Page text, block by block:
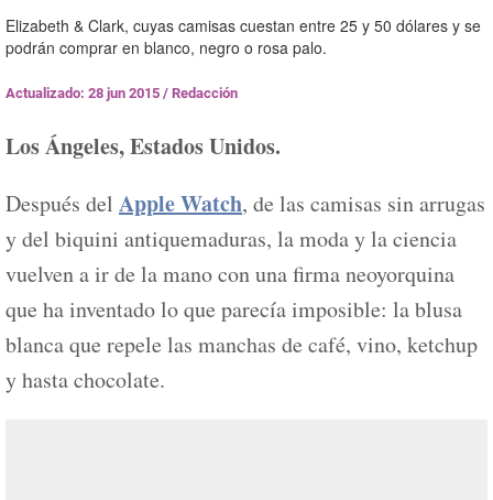
Elizabeth & Clark, cuyas camisas cuestan entre 25 y 50 dólares y se
podrán comprar en blanco, negro o rosa palo.
Actualizado: 28 jun 2015 / Redacción
Los Ángeles, Estados Unidos.
Después del Apple Watch, de las camisas sin arrugas
y del biquini antiquemaduras, la moda y la ciencia
vuelven a ir de la mano con una firma neoyorquina
que ha inventado lo que parecía imposible: la blusa
blanca que repele las manchas de café, vino, ketchup
y hasta chocolate.